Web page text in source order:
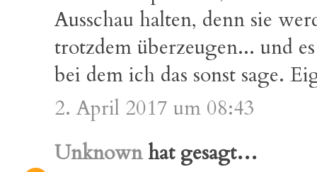
Ausschau halten, denn sie
trotzdem überzeugen... und
bei dem ich das sonst sage.
2. April 2017 um 08:43
Unknownhat gesagt…